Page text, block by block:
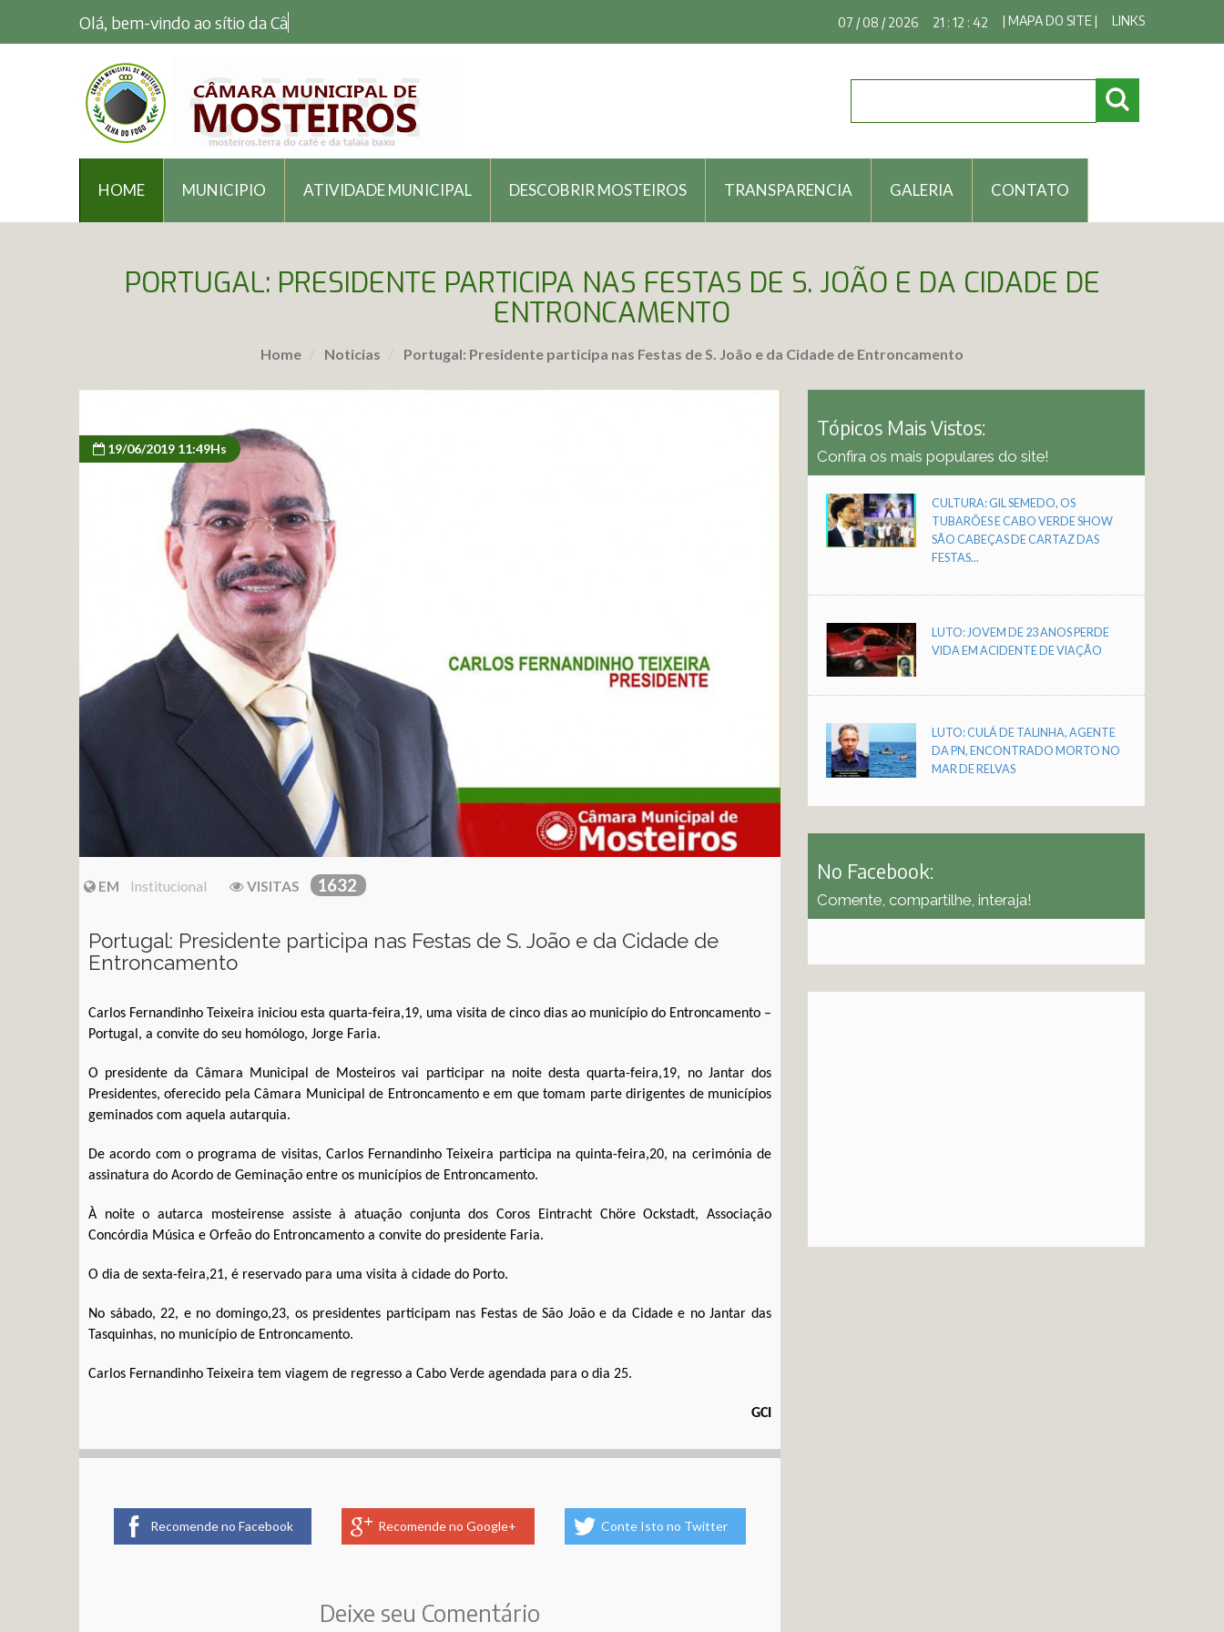
Olá, bem-vindo ao sítio da Câmara 07 / 08 / 2026 21 : 12 : 42 | MAPA DO SITE | LINKS
HOME MUNICIPIO ATIVIDADE MUNICIPAL DESCOBRIR MOSTEIROS TRANSPARENCIA GALERIA CONTATO
PORTUGAL: PRESIDENTE PARTICIPA NAS FESTAS DE S. JOÃO E DA CIDADE DE
ENTRONCAMENTO
Home Noticias Portugal: Presidente participa nas Festas de S. João e da Cidade de Entroncamento
19/06/2019 11:49Hs
EM Institucional VISITAS 1632
Portugal: Presidente participa nas Festas de S. João e da Cidade de
Entroncamento
Carlos Fernandinho Teixeira iniciou esta quarta-feira,19, uma visita de cinco dias ao município do Entroncamento –
Portugal, a convite do seu homólogo, Jorge Faria.
O presidente da Câmara Municipal de Mosteiros vai participar na noite desta quarta-feira,19, no Jantar dos
Presidentes, oferecido pela Câmara Municipal de Entroncamento e em que tomam parte dirigentes de municípios
geminados com aquela autarquia.
De acordo com o programa de visitas, Carlos Fernandinho Teixeira participa na quinta-feira,20, na cerimónia de
assinatura do Acordo de Geminação entre os municípios de Entroncamento.
À noite o autarca mosteirense assiste à atuação conjunta dos Coros Eintracht Chöre Ockstadt, Associação
Concórdia Música e Orfeão do Entroncamento a convite do presidente Faria.
O dia de sexta-feira,21, é reservado para uma visita à cidade do Porto.
No sábado, 22, e no domingo,23, os presidentes participam nas Festas de São João e da Cidade e no Jantar das
Tasquinhas, no município de Entroncamento.
Carlos Fernandinho Teixeira tem viagem de regresso a Cabo Verde agendada para o dia 25.
GCI
Recomende no Facebook Recomende no Google+ Conte Isto no Twitter
Deixe seu Comentário
Tópicos Mais Vistos:
Confira os mais populares do site!
CULTURA: GIL SEMEDO, OS
TUBARÕES E CABO VERDE SHOW
SÃO CABEÇAS DE CARTAZ DAS
FESTAS...
LUTO: JOVEM DE 23 ANOS PERDE
VIDA EM ACIDENTE DE VIAÇÃO
LUTO: CULÁ DE TALINHA, AGENTE
DA PN, ENCONTRADO MORTO NO
MAR DE RELVAS
No Facebook:
Comente, compartilhe, interaja!